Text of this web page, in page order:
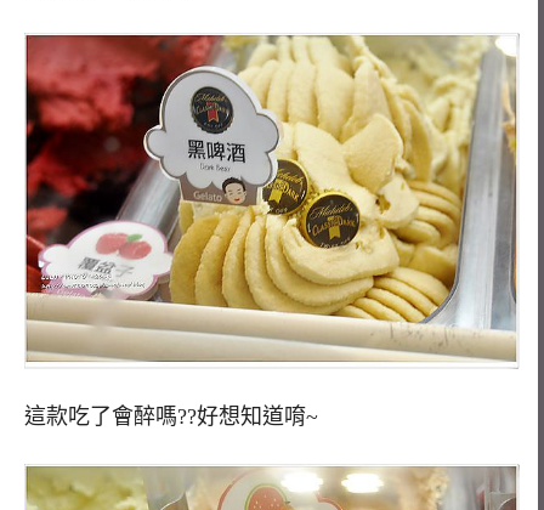
這款吃了會醉嗎??好想知道唷~